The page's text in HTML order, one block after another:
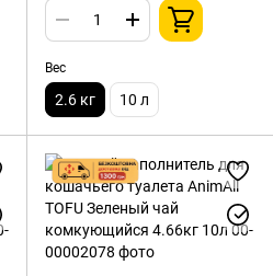
Вес
2.6 кг 10 л